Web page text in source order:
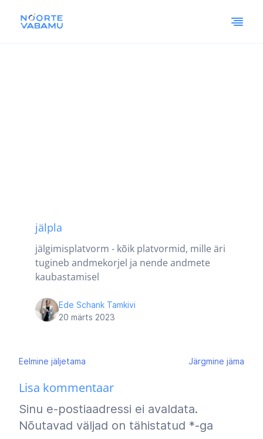
jälpla
jälgimisplatvorm - kõik platvormid, mille äri
tugineb andmekorjel ja nende andmete
kaubastamisel
Ede Schank Tamkivi
20 märts 2023
Navigeerimine
Eelmine jäljetama Järgmine jäma
Lisa kommentaar
Sinu e-postiaadressi ei avaldata.
Nõutavad väljad on tähistatud *-ga